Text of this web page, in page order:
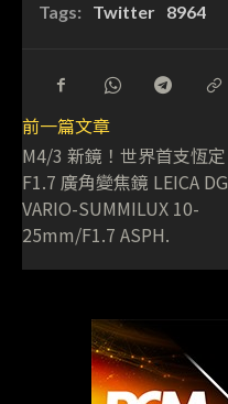
Tags: Twitter 8964
前一篇文章
M4/3 新鏡！世界首支恆定
F1.7 廣角變焦鏡 LEICA DG
VARIO-SUMMILUX 10-
25mm/F1.7 ASPH.